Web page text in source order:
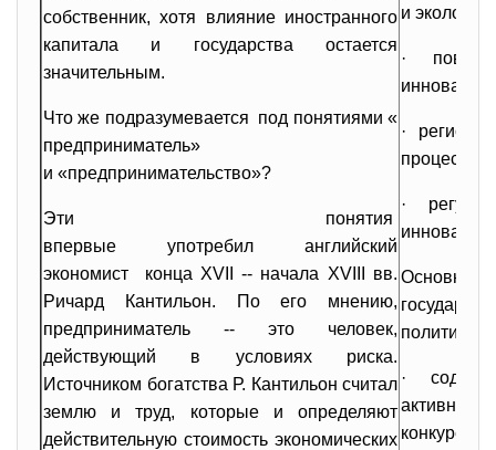
собственник, хотя влияние иностранного
капитала и государства остается
значительным.
Что же подразумевается под понятиями «
предприниматель»
и «предпринимательство»?
Эти понятия
впервые употребил английский
экономист конца XVII -- начала XVIII вв.
Ричард Кантильон. По его мнению,
предприниматель -- это человек,
действующий в условиях риска.
Источником богатства Р. Кантильон считал
землю и труд, которые и определяют
действительную стоимость экономических
и
·
·
процессов;
·
политики
·